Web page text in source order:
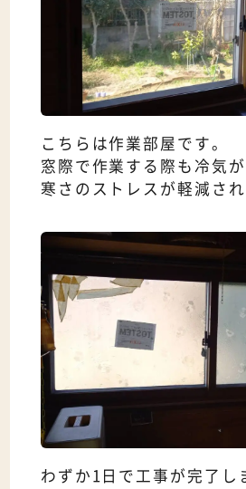
こちらは作業部屋です。
窓際で作業する際も冷気
寒さのストレスが軽減され
わずか1日で工事が完了し